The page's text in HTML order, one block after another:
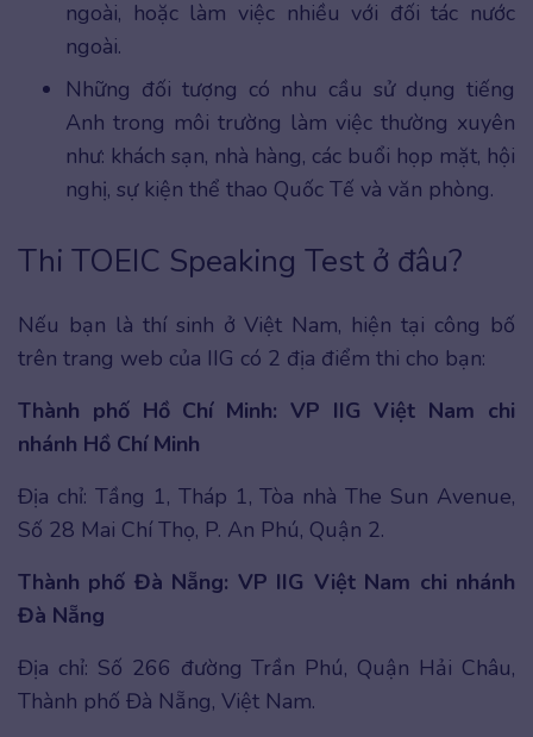
ngoài, hoặc làm việc nhiều với đối tác nước
ngoài.
Những đối tượng có nhu cầu sử dụng tiếng
Anh trong môi trường làm việc thường xuyên
như: khách sạn, nhà hàng, các buổi họp mặt, hội
nghị, sự kiện thể thao Quốc Tế và văn phòng.
Thi TOEIC Speaking Test ở đâu?
Nếu bạn là thí sinh ở Việt Nam, hiện tại công bố
trên trang web của IIG có 2 địa điểm thi cho bạn:
Thành phố Hồ Chí Minh: VP IIG Việt Nam chi
nhánh Hồ Chí Minh
Địa chỉ: Tầng 1, Tháp 1, Tòa nhà The Sun Avenue,
Số 28 Mai Chí Thọ, P. An Phú, Quận 2.
Thành phố Đà Nẵng: VP IIG Việt Nam chi nhánh
Đà Nẵng
Địa chỉ: Số 266 đường Trần Phú, Quận Hải Châu,
Thành phố Đà Nẵng, Việt Nam.